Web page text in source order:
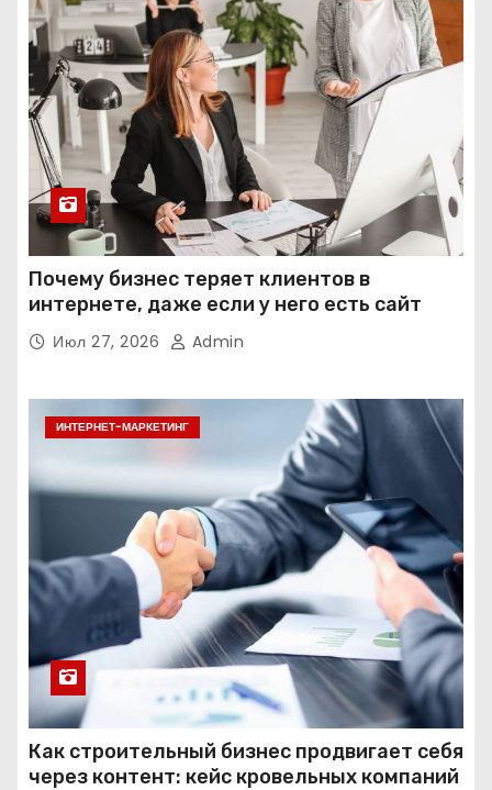
Почему бизнес теряет клиентов в
интернете, даже если у него есть сайт
Июл 27, 2026 Admin
ИНТЕРНЕТ-МАРКЕТИНГ
Как строительный бизнес продвигает себя
через контент: кейс кровельных компаний